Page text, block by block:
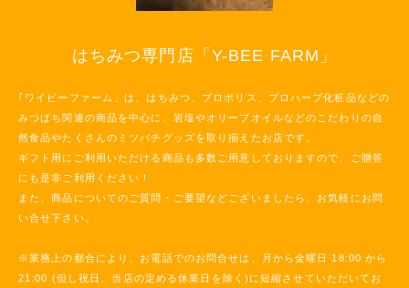
はちみつ専門店「Y-BEE FARM」
｢ワイビーファーム」は、はちみつ、プロポリス、プロハーブ化粧品などの
みつばち関連の商品を中心に、岩塩やオリーブオイルなどのこだわりの自
然食品やたくさんのミツバチグッズを取り揃えたお店です。
ギフト用にご利用いただける商品も多数ご用意しておりますので、ご贈答
にも是非ご利用ください！
また、商品についてのご質問・ご要望などございましたら、お気軽にお問
い合せ下さい。
※業務上の都合により、お電話でのお問合せは、月から金曜日 18:00 から
21:00 (但し祝日、当店の定める休業日を除く)に短縮させていただいてお